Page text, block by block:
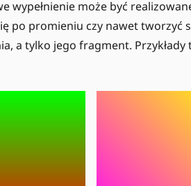
wypełnienie może być
po promieniu czy nawet tworzyć
a tylko jego fragment.